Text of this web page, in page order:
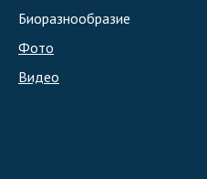
Биоразнообразие
Фото
Видео